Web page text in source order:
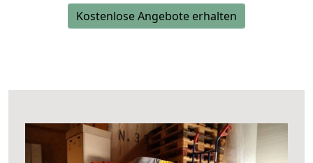
Kostenlose Angebote erhalten